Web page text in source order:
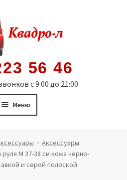
56 46
с 9:00 до 21:00
Меню
Аксессуары
руля M 37-38 см кожа черно-
и серой полоской